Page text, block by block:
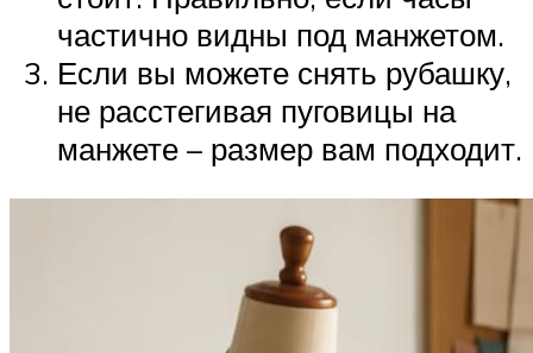
частично видны под манжетом.
Если вы можете снять рубашку,
не расстегивая пуговицы на
манжете – размер вам подходит.